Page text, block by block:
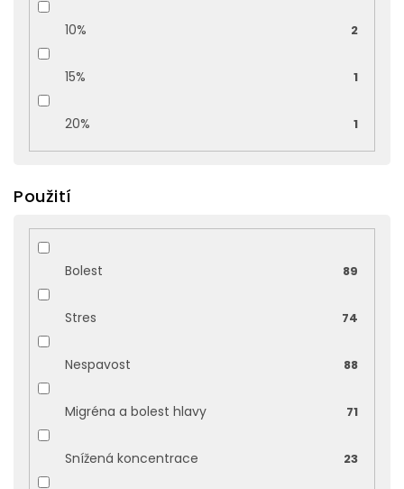
10% 2
15% 1
20% 1
Použití
Bolest 89
Stres 74
Nespavost 88
Migréna a bolest hlavy 71
Snížená koncentrace 23